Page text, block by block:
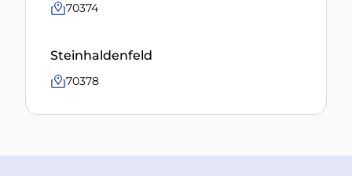
70374
Steinhaldenfeld
70378